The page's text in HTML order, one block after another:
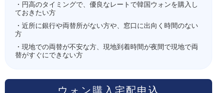
・円高のタイミングで、優良なレートで韓国ウォンを購入し
ておきたい方
・近所に銀行や両替所がない方や、窓口に出向く時間のない
方
・現地での両替が不安な方、現地到着時間が夜間で現地で両
替がすぐにできない方
ウォン購入宅配申込